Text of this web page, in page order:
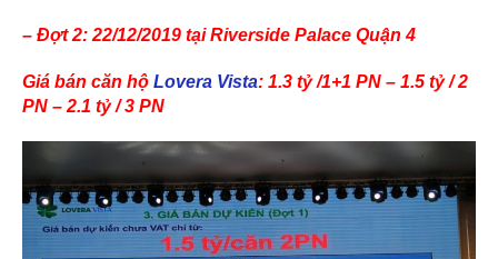
– Đợt 2: 22/12/2019 tại Riverside Palace Quận 4
Giá bán căn hộ Lovera Vista: 1.3 tỷ /1+1 PN – 1.5 tỷ / 2
PN – 2.1 tỷ / 3 PN